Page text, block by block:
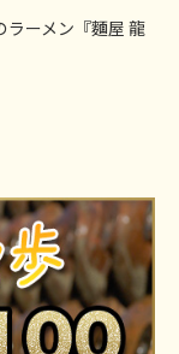
ーメン『麵屋 龍